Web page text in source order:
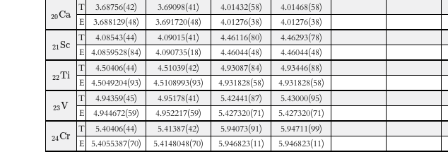
20Ca
T 3.68756(42) 3.69098(41) 4.01432(58) 4.01468(58)
E
3.688129(48) 3.691720(48) 4.01276(38) 4.01276(38)
21Sc
T 4.08543(44) 4.09015(41) 4.46116(80) 4.46293(78)
E
4.0859528(84) 4.090735(18) 4.46044(48) 4.46044(48)
22Ti
T 4.50406(44) 4.51039(42) 4.93087(84) 4.93446(88)
E
4.5049204(93) 4.5108993(93) 4.931828(58) 4.931828(58)
23V
T 4.94359(45) 4.95178(41) 5.42441(87) 5.43000(95)
E
4.944672(59) 4.952217(59) 5.427320(71) 5.427320(71)
24Cr
T 5.40406(44) 5.41387(42) 5.94073(91) 5.94711(99)
E
5.4055387(70) 5.4148048(70) 5.946823(11) 5.946823(11)